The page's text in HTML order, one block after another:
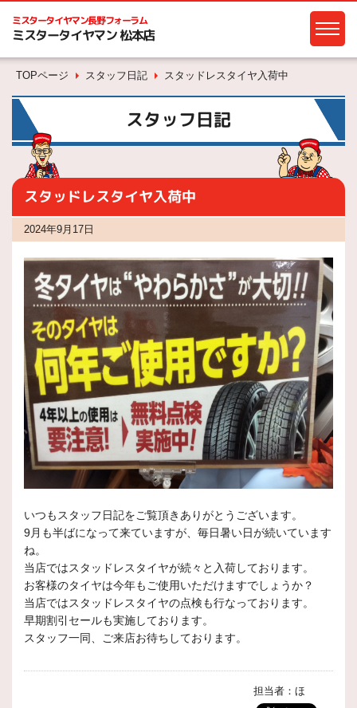
ミスタータイヤマン長野フォーラム
ミスタータイヤマン 松本店
TOPページ スタッフ日記 スタッドレスタイヤ入荷中
スタッフ日記
スタッドレスタイヤ入荷中
2024年9月17日
いつもスタッフ日記をご覧頂きありがとうございます。
9月も半ばになって来ていますが、毎日暑い日が続いています
ね。
当店ではスタッドレスタイヤが続々と入荷しております。
お客様のタイヤは今年もご使用いただけますでしょうか？
当店ではスタッドレスタイヤの点検も行なっております。
早期割引セールも実施しております。
スタッフ一同、ご来店お待ちしております。
担当者：ほ